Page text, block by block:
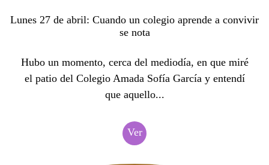
Lunes 27 de abril: Cuando un colegio aprende a convivir
se nota
Hubo un momento, cerca del mediodía, en que miré
el patio del Colegio Amada Sofía García y entendí
que aquello...
Ver